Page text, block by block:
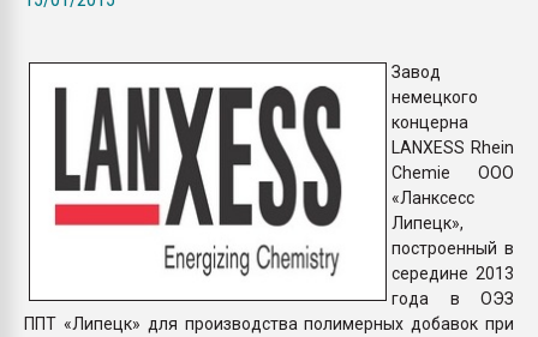
ПЕРЕЙТИ НА
Завод
немецкого
концерна
LANXESS Rhein
Chemie ООО
«Ланксесс
Липецк»,
построенный в
середине 2013
года в ОЭЗ
ППТ «Липецк» для производства полимерных добавок при